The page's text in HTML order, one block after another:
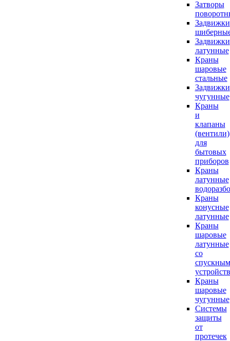
Затворы
Задвижки
Задвижки
латунные
Краны
шаровые
стальные
Задвижки
чугунные
Краны
и
клапаны
(вентили)
для
бытовых
приборов
Краны
латунные
Краны
конусные
латунные
Краны
шаровые
латунные
со
спускным
Краны
шаровые
чугунные
Системы
защиты
от
протечек